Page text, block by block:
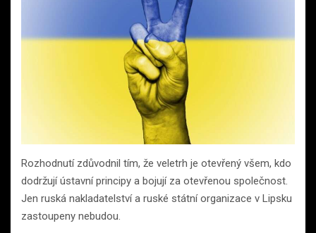
Rozhodnutí zdůvodnil tím, že veletrh je otevřený všem, kdo
dodržují ústavní principy a bojují za otevřenou společnost.
Jen ruská nakladatelství a ruské státní organizace v Lipsku
zastoupeny nebudou.